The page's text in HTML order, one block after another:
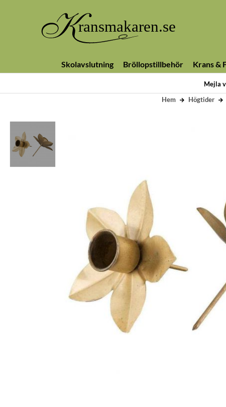
Mejla
Skolavslutning Bröllopstillbehör Krans &
Hem Högtider